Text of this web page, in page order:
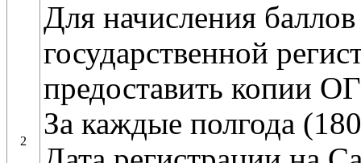
2
Для начисления
государственной
предоставить копии
За каждые полгода